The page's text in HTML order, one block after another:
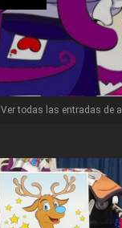
Ver todas las entradas de